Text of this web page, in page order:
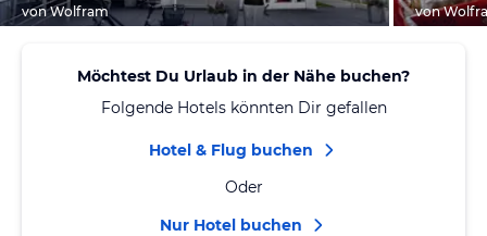
von Wolfram von
Möchtest Du Urlaub in der Nähe buchen?
Folgende Hotels könnten Dir gefallen
Hotel & Flug buchen
Oder
Nur Hotel buchen